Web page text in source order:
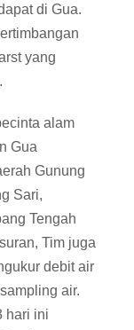
di Gua.
yang
alam
Gua
Gunung
Sari,
Tengah
Tim juga
debit air
air.
hari ini